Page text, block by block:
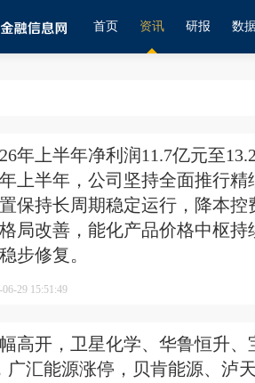
首页 资讯 研报 数
年上半年净利润11.7亿元至
上半年，公司坚持全面推行
保持长周期稳定运行，降本
局改善，能化产品价格中枢
步修复。
06-29 15:51:49
高开，卫星化学、华鲁恒升
广汇能源涨停，贝肯能源、泸